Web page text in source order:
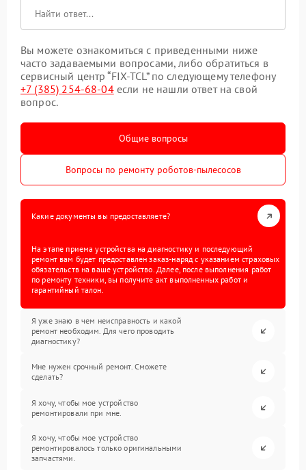
Вы можете ознакомиться с приведенными ниже
часто задаваемыми вопросами, либо обратиться в
сервисный центр “FIX-TCL” по следующему телефону
+7 (385) 254-68-04если не нашли ответ на свой
вопрос.
Общие вопросы
Вопросы по ремонту роботов-пылесосов
Какие документы вы предоставляете?
На этапе приема устройства на диагностику и последующий
ремонт вам будет предоставлен заказ-наряд с указанием страховых
обязательств на ваше устройство. Далее, после выполнения работ
по ремонту техники, вы получите акт выполненных работ и
гарантийный талон.
Я уже знаю в чем неисправность и какой
ремонт необходим. Для чего проводить
диагностику?
Мне нужен срочный ремонт. Сможете
сделать?
Я хочу, чтобы мое устройство
ремонтировали при мне.
Я хочу, чтобы мое устройство
ремонтировалось только оригинальными
запчастями.